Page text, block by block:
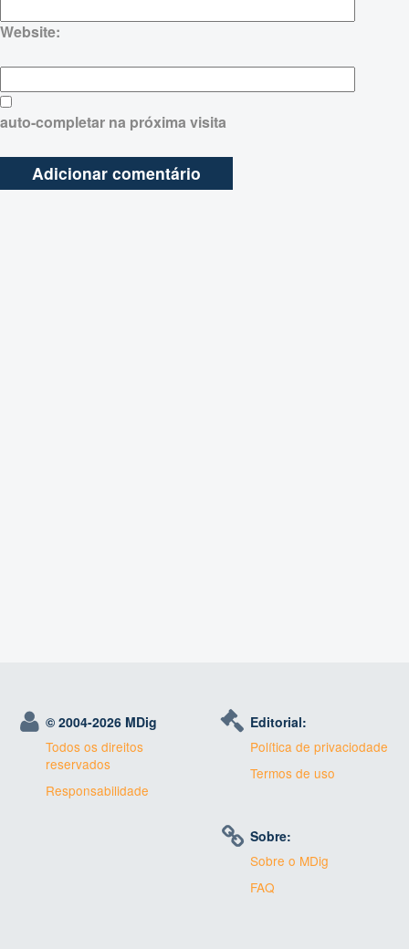
Website:
auto-completar na próxima visita
© 2004-2026 MDig
Todos os direitos
reservados
Responsabilidade
Editorial:
Política de privaciodade
Termos de uso
Sobre:
Sobre o MDig
FAQ